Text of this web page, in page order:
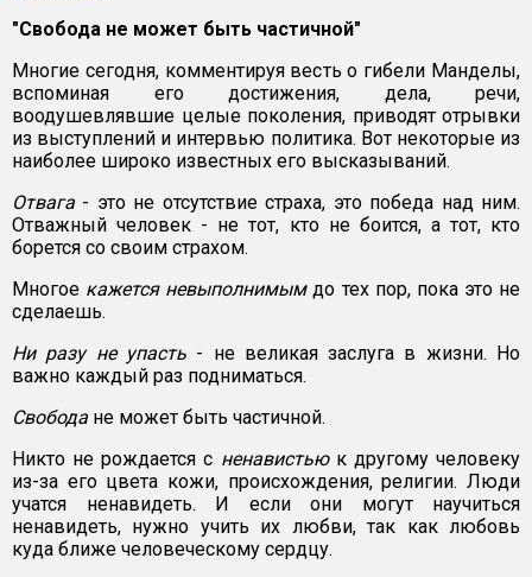
"Свобода не может быть частичной"
Многие сегодня, комментируя весть о гибели Манделы,
вспоминая его достижения, дела, речи,
воодушевлявшие целые поколения, приводят отрывки
из выступлений и интервью политика. Вот некоторые из
наиболее широко известных его высказываний.
Отвага - это не отсутствие страха, это победа над ним.
Отважный человек - не тот, кто не боится, а тот, кто
борется со своим страхом.
Многое кажется невыполнимымдо тех пор, пока это не
сделаешь.
Ни разу не упасть- не великая заслуга в жизни. Но
важно каждый раз подниматься.
Свобода не может быть частичной.
Никто не рождается с ненавистьюк другому человеку
из-за его цвета кожи, происхождения, религии. Люди
учатся ненавидеть. И если они могут научиться
ненавидеть, нужно учить их любви, так как любовь
куда ближе человеческому сердцу.